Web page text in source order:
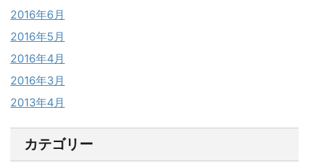
2016年6月
2016年5月
2016年4月
2016年3月
2013年4月
カテゴリー